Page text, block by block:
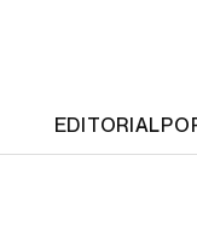
EDITORIAL